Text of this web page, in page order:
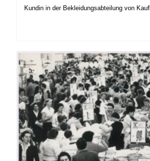
Kundin in der Bekleidungsabteilung von